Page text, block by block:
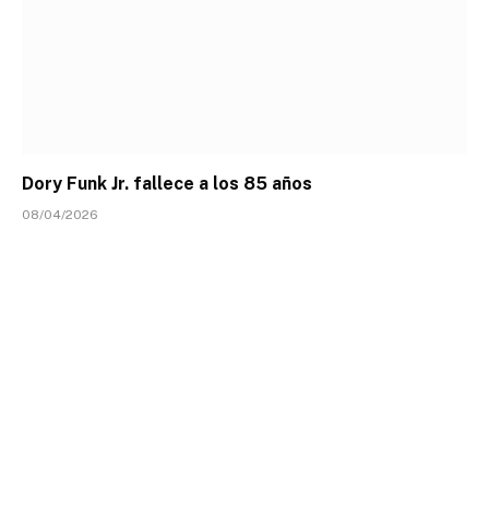
Dory Funk Jr. fallece a los 85 años
08/04/2026